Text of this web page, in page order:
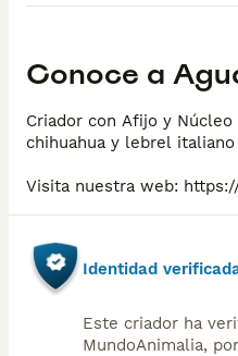
Conoce a
Criador con Afijo y
chihuahua y lebrel italiano
Identidad
Este criador ha
MundoAnimalia,